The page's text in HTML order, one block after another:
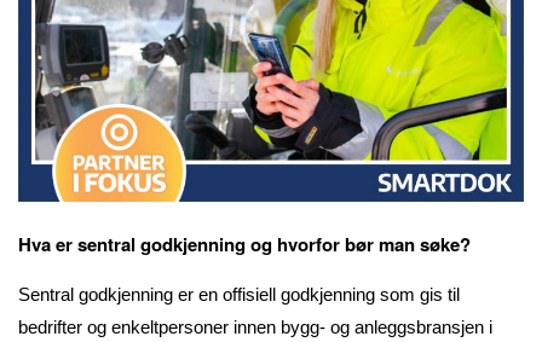
Hva er sentral godkjenning og hvorfor bør man søke?
Sentral godkjenning er en offisiell godkjenning som gis til
bedrifter og enkeltpersoner innen bygg- og anleggsbransjen i